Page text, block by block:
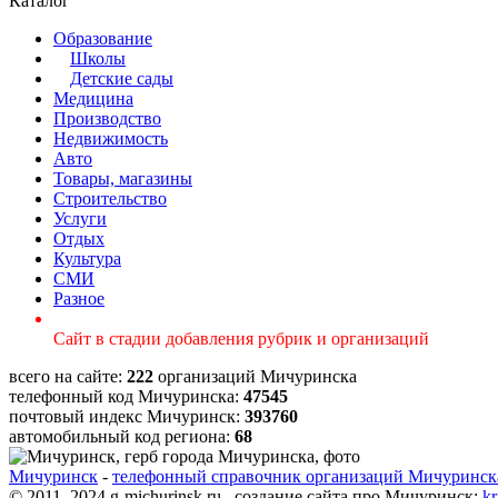
Образование
Школы
Детские сады
Медицина
Производство
Недвижимость
Авто
Товары, магазины
Строительство
Услуги
Отдых
Культура
СМИ
Разное
Сайт в стадии добавления рубрик и организаций
всего на сайте: 222 организаций Мичуринска
телефонный код Мичуринска: 47545
почтовый индекс Мичуринск: 393760
автомобильный код региона: 68
Мичуринск - телефонный справочник организаций